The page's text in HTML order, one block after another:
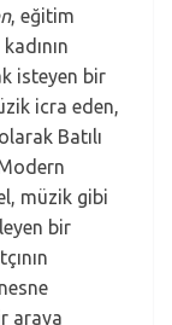
, eğitim
isteyen bir
icra eden,
Batılı
müzik gibi
bir
araya